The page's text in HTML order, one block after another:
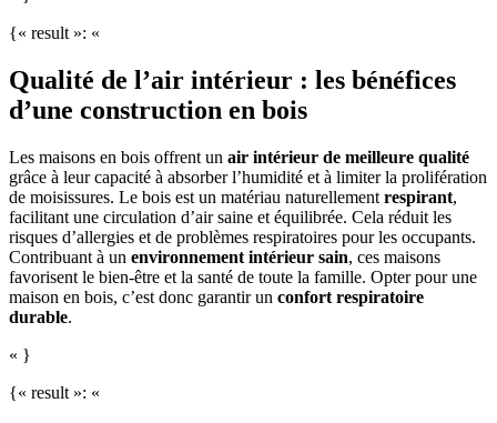
{« result »: «
Qualité de l’air intérieur : les bénéfices
d’une construction en bois
Les maisons en bois offrent un air intérieur de meilleure qualité
grâce à leur capacité à absorber l’humidité et à limiter la prolifération
de moisissures. Le bois est un matériau naturellement respirant,
facilitant une circulation d’air saine et équilibrée. Cela réduit les
risques d’allergies et de problèmes respiratoires pour les occupants.
Contribuant à un environnement intérieur sain, ces maisons
favorisent le bien-être et la santé de toute la famille. Opter pour une
maison en bois, c’est donc garantir un confort respiratoire
durable.
« }
{« result »: «